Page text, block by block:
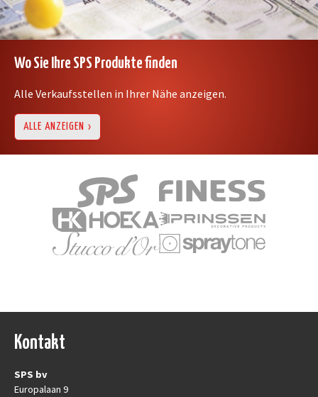
Wo Sie Ihre SPS Produkte finden
Alle Verkaufsstellen in Ihrer Nähe anzeigen.
ALLE ANZEIGEN
Kontakt
SPS bv
Europalaan 9